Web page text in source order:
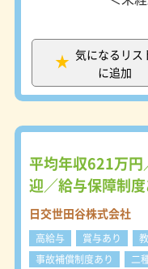
者の
った
稼げ
ぐに
社風
居心
りま
は一
気あ
気になるリス
に追加
平均年収621万
迎／給与保障制度
日交世田谷株式会社
高給与 賞与あり
事故補償制度あり
二